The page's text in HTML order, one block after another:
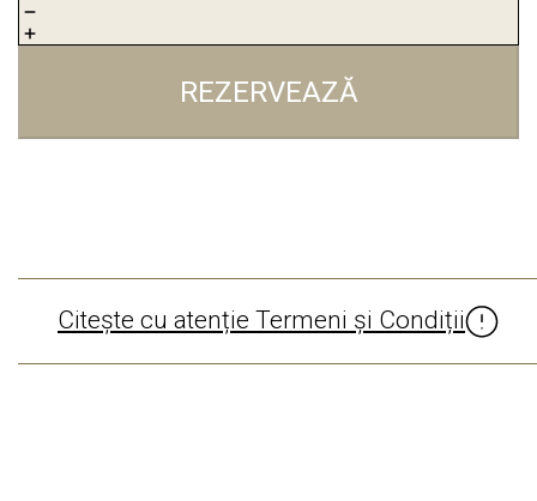
REZERVEAZĂ
Citește cu atenție Termeni și Condiții